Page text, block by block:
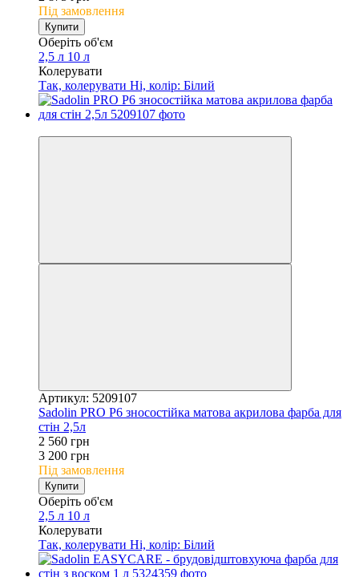
Під замовлення
Купити
Оберіть об'єм
2,5 л 10 л
Колерувати
Так, колерувати Ні, колір: Білий
Артикул: 5209107
Sadolin PRO P6 зносостійка матова акрилова фарба для
стін 2,5л
2 560 грн
3 200 грн
Під замовлення
Купити
Оберіть об'єм
2,5 л 10 л
Колерувати
Так, колерувати Ні, колір: Білий